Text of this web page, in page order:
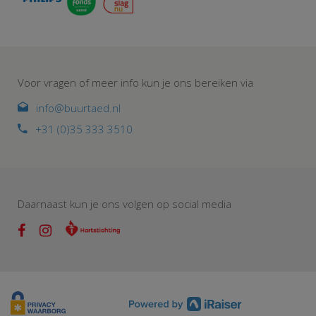
Voor vragen of meer info kun je ons bereiken via
info@buurtaed.nl
+31 (0)35 333 3510
Daarnaast kun je ons volgen op social media